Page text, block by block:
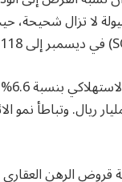
لا تزال شحيحة،